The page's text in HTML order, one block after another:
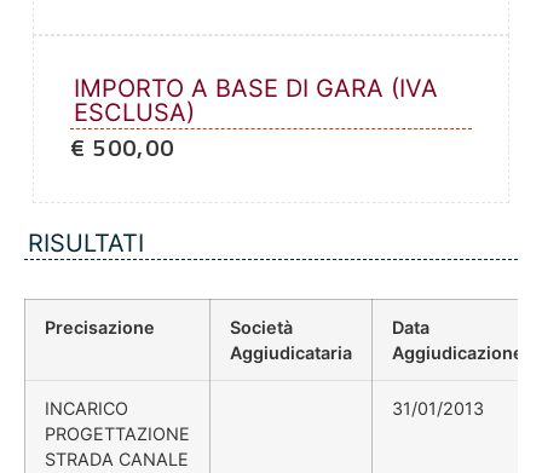
IMPORTO A BASE DI GARA (IVA
ESCLUSA)
€ 500,00
RISULTATI
Precisazione
Società
Aggiudicataria
Data
Aggiudicazione
INCARICO
PROGETTAZIONE
STRADA CANALE
31/01/2013